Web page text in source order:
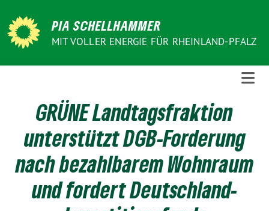
zum
Inhalt
PIA SCHELLHAMMER
MIT VOLLER ENERGIE FÜR RHEINLAND-PFALZ
GRÜNE Landtagsfraktion
unterstützt DGB-Forderung
nach bezahlbarem Wohnraum
und fordert Deutschland-